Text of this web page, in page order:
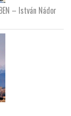
– István Nádor